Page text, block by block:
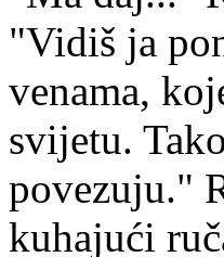
"Vidiš ja
venama,
svijetu.
povezuju."
kuhajući